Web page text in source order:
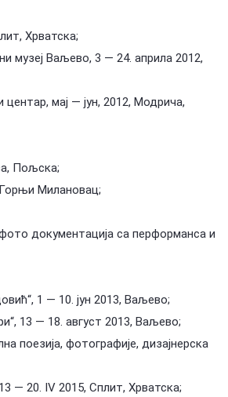
Хрватска;
музеј Ваљево, 3 — 24. априла 2012,
мај — јун, 2012, Модрича,
Пољска;
Горњи Милановац;
документација са перформанса и
1 — 10. јун 2013, Ваљево;
13 — 18. август 2013, Ваљево;
поезија, фотографије, дизајнерска
— 20. IV 2015, Сплит, Хрватска;